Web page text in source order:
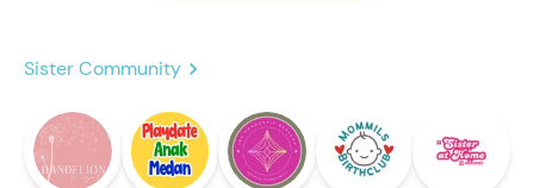
Sister Community